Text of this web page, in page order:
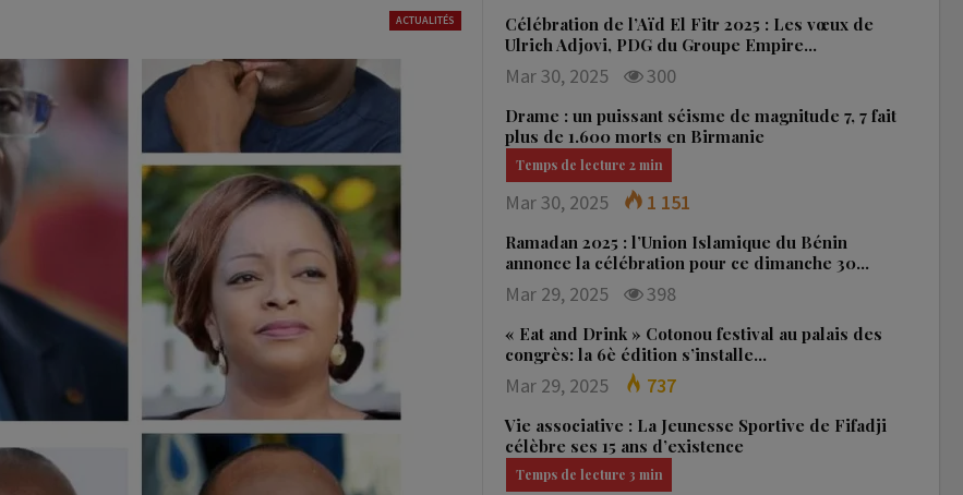
ACTUALITÉS
Célébration de l’Aïd El Fitr 2025 : Les vœux de
Ulrich Adjovi, PDG du Groupe Empire…
Mar 30, 2025 300
Drame : un puissant séisme de magnitude 7, 7 fait
plus de 1.600 morts en Birmanie
Mar 30, 2025 1 151
Ramadan 2025 : l’Union Islamique du Bénin
annonce la célébration pour ce dimanche 30…
Mar 29, 2025 398
« Eat and Drink » Cotonou festival au palais des
congrès: la 6è édition s’installe…
Mar 29, 2025 737
Vie associative : La Jeunesse Sportive de Fifadji
célèbre ses 15 ans d’existence